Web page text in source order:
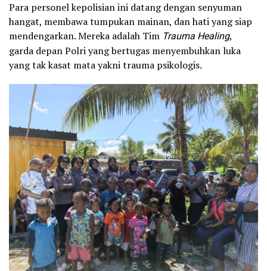
Para personel kepolisian ini datang dengan senyuman
hangat, membawa tumpukan mainan, dan hati yang siap
mendengarkan. Mereka adalah Tim Trauma Healing,
garda depan Polri yang bertugas menyembuhkan luka
yang tak kasat mata yakni trauma psikologis.